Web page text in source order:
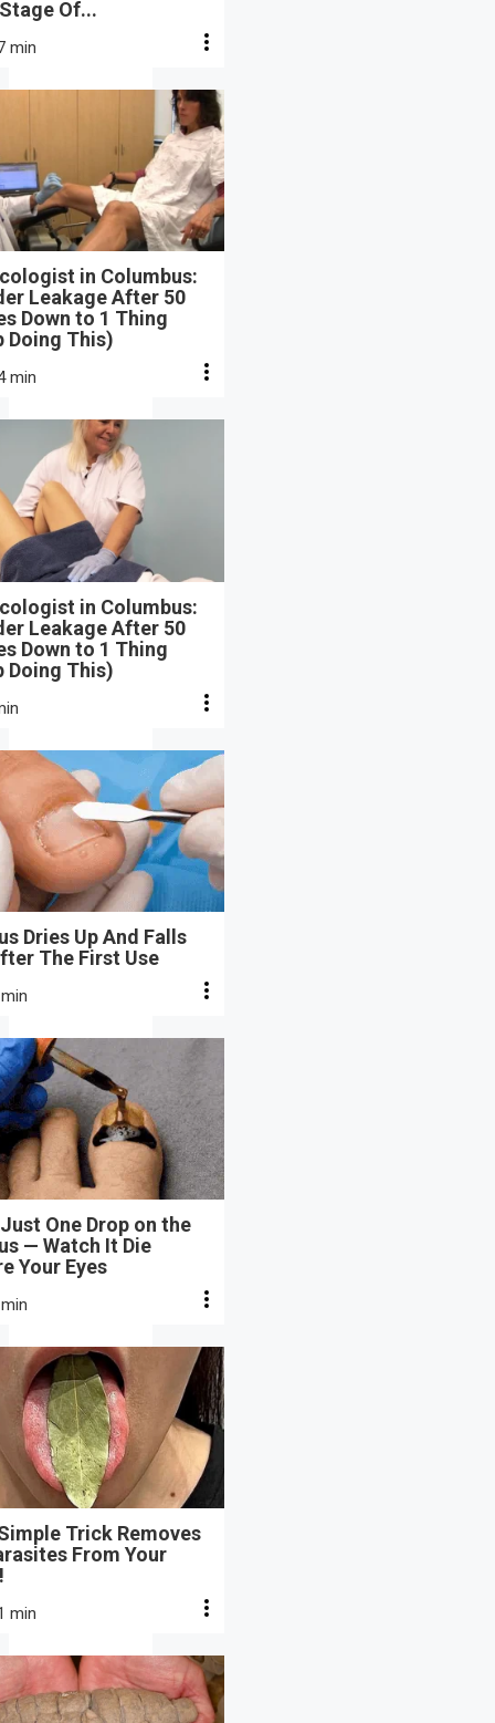
Of...
min
in Columbus:
Leakage After 50
Down to 1 Thing
Doing This)
min
in Columbus:
Leakage After 50
Down to 1 Thing
Doing This)
Dries Up And Falls
The First Use
One Drop on the
— Watch It Die
Your Eyes
Trick Removes
From Your
min